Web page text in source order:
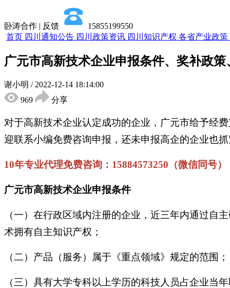
卧涛合作 | 反馈
15855199550
首页 四川通知公告 四川政策资讯 四川知识产权 各省产业政策
广元市高新技术企业申报条件、奖补政策
谢小明 / 2022-12-14 18:14:00
969
分享
对于高新技术企业认定成功的企业，广元市给予经
迎联系小编免费咨询申报，还未申报高企的企业也
10年专业代理免费咨询：15884573250（微信同号）
广元市高新技术企业申报条件
（一）在行政区域内注册的企业，近三年内通过自
术拥有自主知识产权；
（二）产品（服务）属于《重点领域》规定的范围；
（三）具有大学专科以上学历的科技人员占企业当